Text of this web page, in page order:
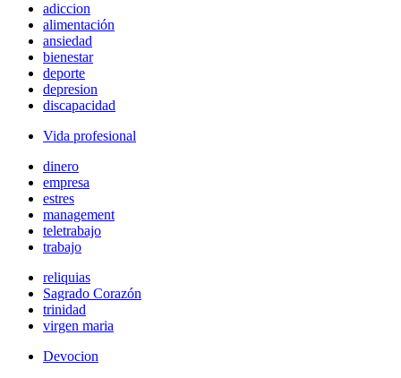
adiccion
alimentación
ansiedad
bienestar
deporte
depresion
discapacidad
Vida profesional
dinero
empresa
estres
management
teletrabajo
trabajo
reliquias
Sagrado Corazón
trinidad
virgen maria
Devocion